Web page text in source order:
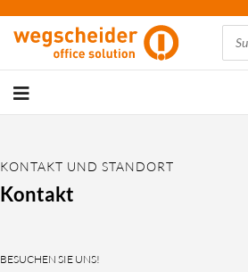
KONTAKT UND STANDORT
Kontakt
BESUCHEN SIE UNS!